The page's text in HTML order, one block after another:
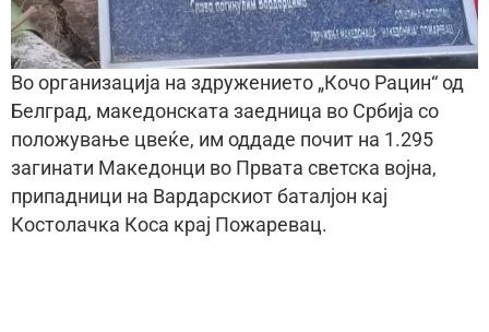
Во организација на здружението „Кочо Рацин“ од
Белград, македонската заедница во Србија со
положување цвеќе, им оддаде почит на 1.295
загинати Македонци во Првата светска војна,
припадници на Вардарскиот баталјон кај
Костолачка Коса крај Пожаревац.